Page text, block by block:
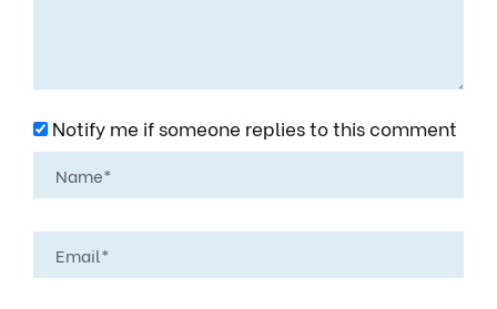
Notify me if someone replies to this comment